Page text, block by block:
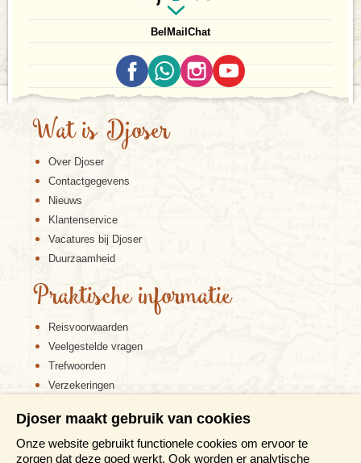
BelMailChat
Wat is Djoser
Over Djoser
Contactgegevens
Nieuws
Klantenservice
Vacatures bij Djoser
Duurzaamheid
Praktische informatie
Reisvoorwaarden
Veelgestelde vragen
Trefwoorden
Verzekeringen
Disclaimer
Cookiebeleid
Djoser maakt gebruik van cookies
Onze website gebruikt functionele cookies om ervoor te
zorgen dat deze goed werkt. Ook worden er analytische